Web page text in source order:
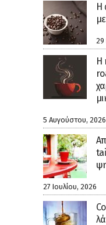
H
29
Η
5 Αυγούστου, 2026
27 Ιουλίου, 2026